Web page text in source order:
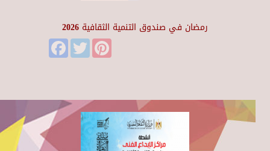
رمضان في صندوق التنمية الثقافية 2026
FacebookTwitter